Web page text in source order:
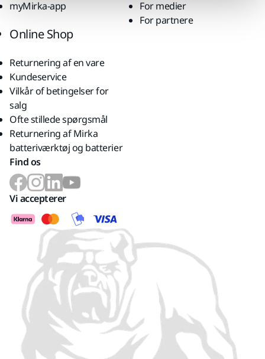
myMirka-app
For medier
For partnere
Online Shop
Returnering af en vare
Kundeservice
Vilkår of betingelser for
salg
Ofte stillede spørgsmål
Returnering af Mirka
batteriværktøj og batterier
Find os
Vi accepterer